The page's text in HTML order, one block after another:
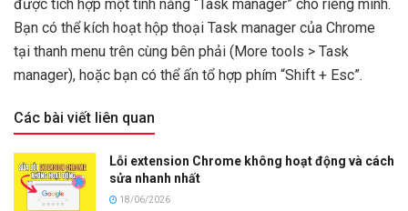
được tích hợp một tính năng “Task manager” cho riêng mình.
Bạn có thể kích hoạt hộp thoại Task manager của Chrome
tại thanh menu trên cùng bên phải (More tools > Task
manager), hoặc bạn có thể ấn tổ hợp phím “Shift + Esc”.
Các bài viết liên quan
Lỗi extension Chrome không hoạt động và cách
sửa nhanh nhất
18/06/2026